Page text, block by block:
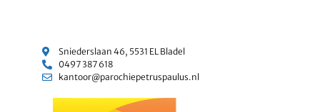
Sniederslaan 46, 5531 EL Bladel
0497 387 618
kantoor@parochiepetruspaulus.nl